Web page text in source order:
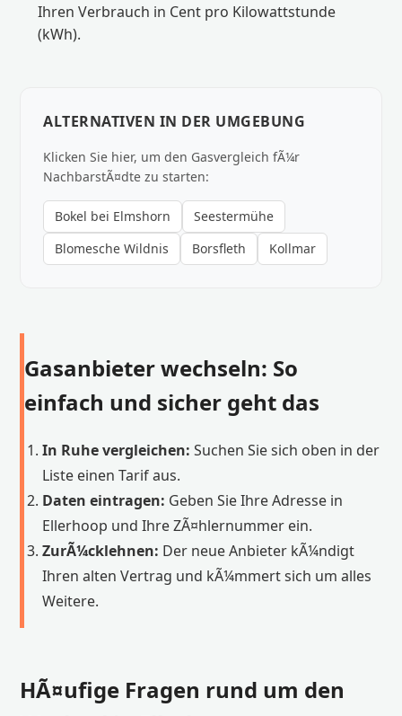
Ihren Verbrauch in Cent pro Kilowattstunde
(kWh).
ALTERNATIVEN IN DER UMGEBUNG
Klicken Sie hier, um den Gasvergleich fÃ¼r
NachbarstÃ¤dte zu starten:
Bokel bei Elmshorn
Seestermühe
Blomesche Wildnis
Borsfleth Kollmar
Gasanbieter wechseln: So
einfach und sicher geht das
In Ruhe vergleichen: Suchen Sie sich oben in der
Liste einen Tarif aus.
Daten eintragen: Geben Sie Ihre Adresse in
Ellerhoop und Ihre ZÃ¤hlernummer ein.
ZurÃ¼cklehnen: Der neue Anbieter kÃ¼ndigt
Ihren alten Vertrag und kÃ¼mmert sich um alles
Weitere.
HÃ¤ufige Fragen rund um den